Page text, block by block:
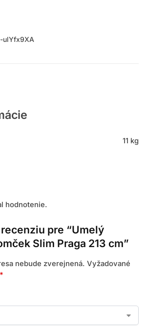
ulYfx9XA
11 kg
hodnotenie.
pre “Umelý
Slim Praga 213 cm”
nebude zverejnená. Vyžadované
*